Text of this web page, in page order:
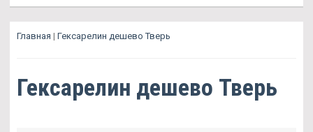
Главная | Гексарелин дешево Тверь
Гексарелин дешево Тверь